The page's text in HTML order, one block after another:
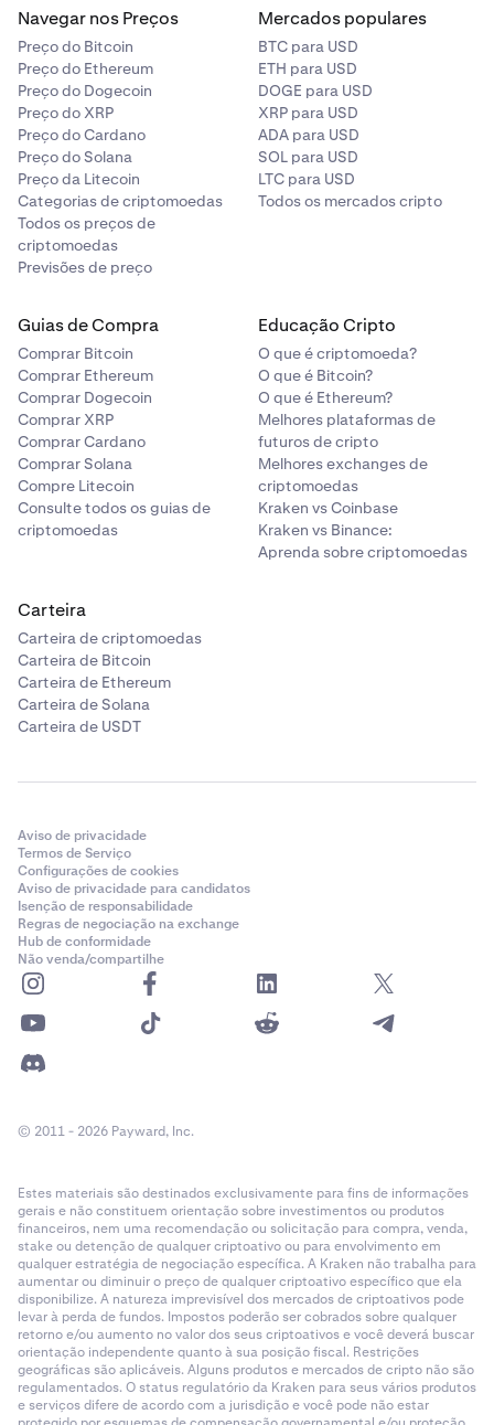
Navegar nos Preços
Preço do Bitcoin
Preço do Ethereum
Preço do Dogecoin
Preço do XRP
Preço do Cardano
Preço do Solana
Preço da Litecoin
Categorias de criptomoedas
Todos os preços de
criptomoedas
Previsões de preço
Mercados populares
BTC para USD
ETH para USD
DOGE para USD
XRP para USD
ADA para USD
SOL para USD
LTC para USD
Todos os mercados cripto
Guias de Compra
Comprar Bitcoin
Comprar Ethereum
Comprar Dogecoin
Comprar XRP
Comprar Cardano
Comprar Solana
Compre Litecoin
Consulte todos os guias de
criptomoedas
Educação Cripto
O que é criptomoeda?
O que é Bitcoin?
O que é Ethereum?
Melhores plataformas de
futuros de cripto
Melhores exchanges de
criptomoedas
Kraken vs Coinbase
Kraken vs Binance:
Aprenda sobre criptomoedas
Carteira
Carteira de criptomoedas
Carteira de Bitcoin
Carteira de Ethereum
Carteira de Solana
Carteira de USDT
Aviso de privacidade
Termos de Serviço
Configurações de cookies
Aviso de privacidade para candidatos
Isenção de responsabilidade
Regras de negociação na exchange
Hub de conformidade
Não venda/compartilhe
© 2011 - 2026 Payward, Inc.
Estes materiais são destinados exclusivamente para fins de informações
gerais e não constituem orientação sobre investimentos ou produtos
financeiros, nem uma recomendação ou solicitação para compra, venda,
stake ou detenção de qualquer criptoativo ou para envolvimento em
qualquer estratégia de negociação específica. A Kraken não trabalha para
aumentar ou diminuir o preço de qualquer criptoativo específico que ela
disponibilize. A natureza imprevisível dos mercados de criptoativos pode
levar à perda de fundos. Impostos poderão ser cobrados sobre qualquer
retorno e/ou aumento no valor dos seus criptoativos e você deverá buscar
orientação independente quanto à sua posição fiscal. Restrições
geográficas são aplicáveis. Alguns produtos e mercados de cripto não são
regulamentados. O status regulatório da Kraken para seus vários produtos
e serviços difere de acordo com a jurisdição e você pode não estar